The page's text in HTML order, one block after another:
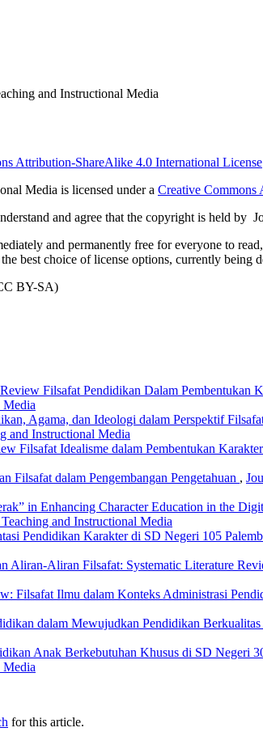
and Instructional Media
Attribution-ShareAlike 4.0 International License
Media is licensed under a Creative Commons
and agree that the copyright is held by
and permanently free for everyone to
best choice of license options, currently being
BY-SA)
Filsafat Pendidikan Dalam Pembentukan
Media
Agama, dan Ideologi dalam Perspektif
and Instructional Media
Filsafat Idealisme dalam Pembentukan
Filsafat dalam Pengembangan Pengetahuan ,
in Enhancing Character Education in the
and Instructional Media
Pendidikan Karakter di SD Negeri 105
Aliran-Aliran Filsafat: Systematic Literature
Filsafat Ilmu dalam Konteks Administrasi
dalam Mewujudkan Pendidikan Berkualitas
Anak Berkebutuhan Khusus di SD Negeri
Media
for this article.